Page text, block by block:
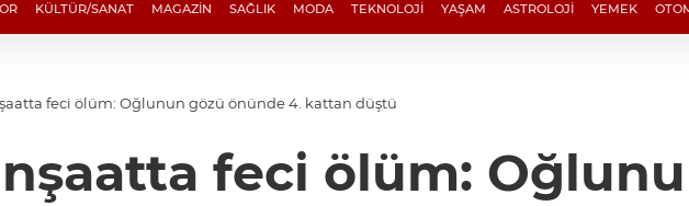
KÜLTÜR/SANAT MAGAZİN SAĞLIK MODA TEKNOLOJİ YAŞAM ASTROLOJİ YEMEK
feci ölüm: Oğlunun gözü önünde 4. kattan düştü
feci ölüm: